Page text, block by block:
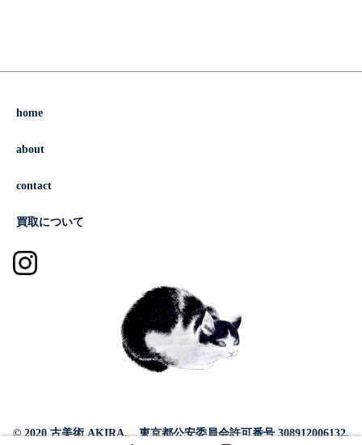
home
about
contact
買取について
© 2020 古美術 AKIRA. 東京都公安委員会許可番号 308912006132,